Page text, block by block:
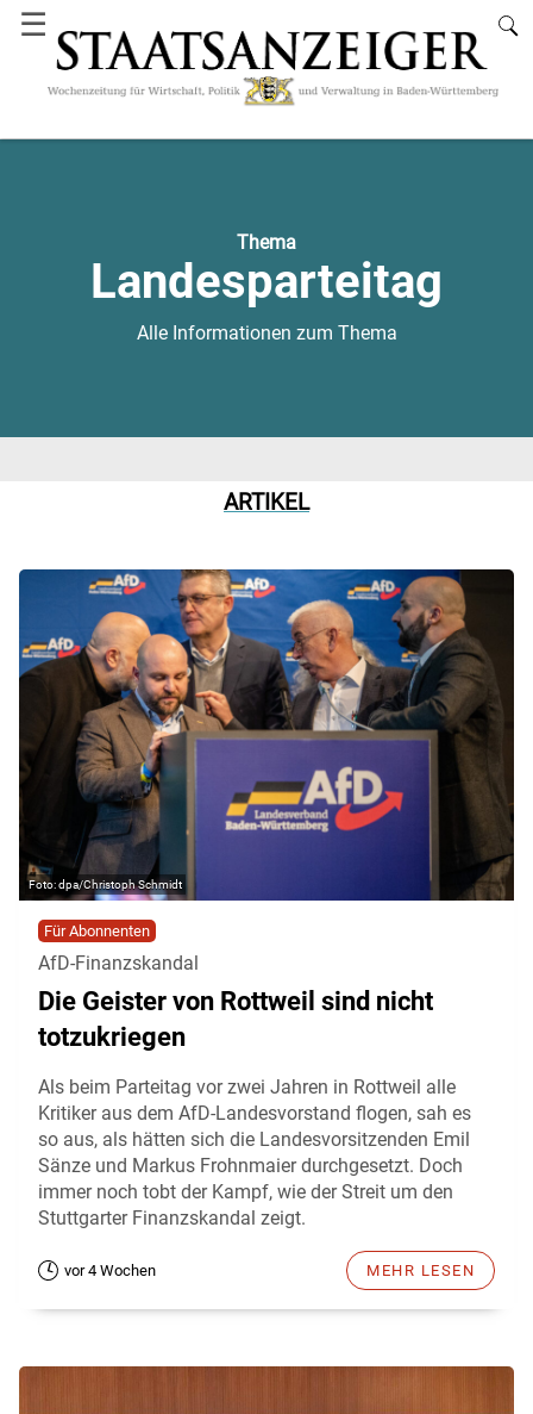
☰
Thema
Landesparteitag
Alle Informationen zum Thema
ARTIKEL
dpa/Christoph Schmidt
Für Abonnenten
AfD-Finanzskandal
Die Geister von Rottweil sind nicht
totzukriegen
Als beim Parteitag vor zwei Jahren in Rottweil alle
Kritiker aus dem AfD-Landesvorstand flogen, sah es
so aus, als hätten sich die Landesvorsitzenden Emil
Sänze und Markus Frohnmaier durchgesetzt. Doch
immer noch tobt der Kampf, wie der Streit um den
Stuttgarter Finanzskandal zeigt.
vor 4 Wochen MEHR LESEN